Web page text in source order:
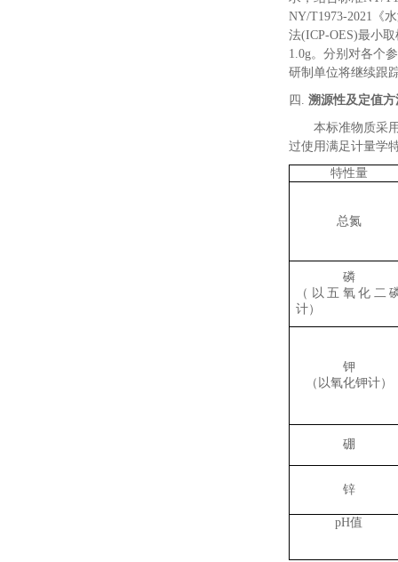
NY/T1973-2021 《
法(ICP-OES)最小
1.0g。 分别对各个
研制单位将继续跟
四. 溯源性及定值方
本标准物质采
过使用满足计量学
特性量
总氮
磷
（以五氧化二
计）
钾
（以氧化钾计）
硼
锌
pH值